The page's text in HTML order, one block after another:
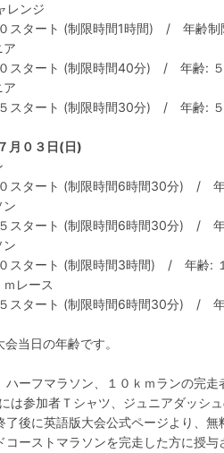
レンジ
スタート (制限時間1時間) / 年齢制
ア
スタート (制限時間40分) / 年齢:
ア
スタート (制限時間30分) / 年齢:
月０３日(日)
スタート (制限時間6時間30分) / 年
ン
スタート (制限時間6時間30分) / 年
ン
スタート (制限時間3時間) / 年齢:
レース
スタート (制限時間6時間30分) / 年
当日の年齢です。
ハーフマラソン、１０ｋｍランの完
は参加者Ｔシャツ、ジュニアダッシ
了後に英語版大会公式ページより、無
コーストマラソンを完走した方に授